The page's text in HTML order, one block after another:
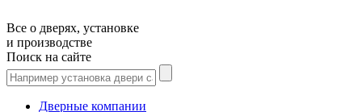
Все о дверях, установке
и производстве
Поиск на сайте
Дверные компании